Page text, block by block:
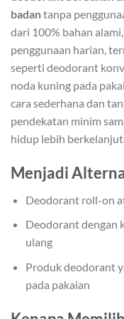
badantanpa
dari 100% bahan
penggunaan harian,
seperti deodorant
noda kuning pada
cara sederhana dan
pendekatan minim
hidup lebih
Menjadi
Deodorant roll-on
Deodorant dengan
ulang
Produk deodorant
pada pakaian